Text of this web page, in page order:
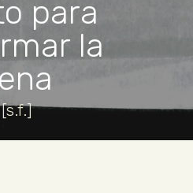
para
la
[s.f.]